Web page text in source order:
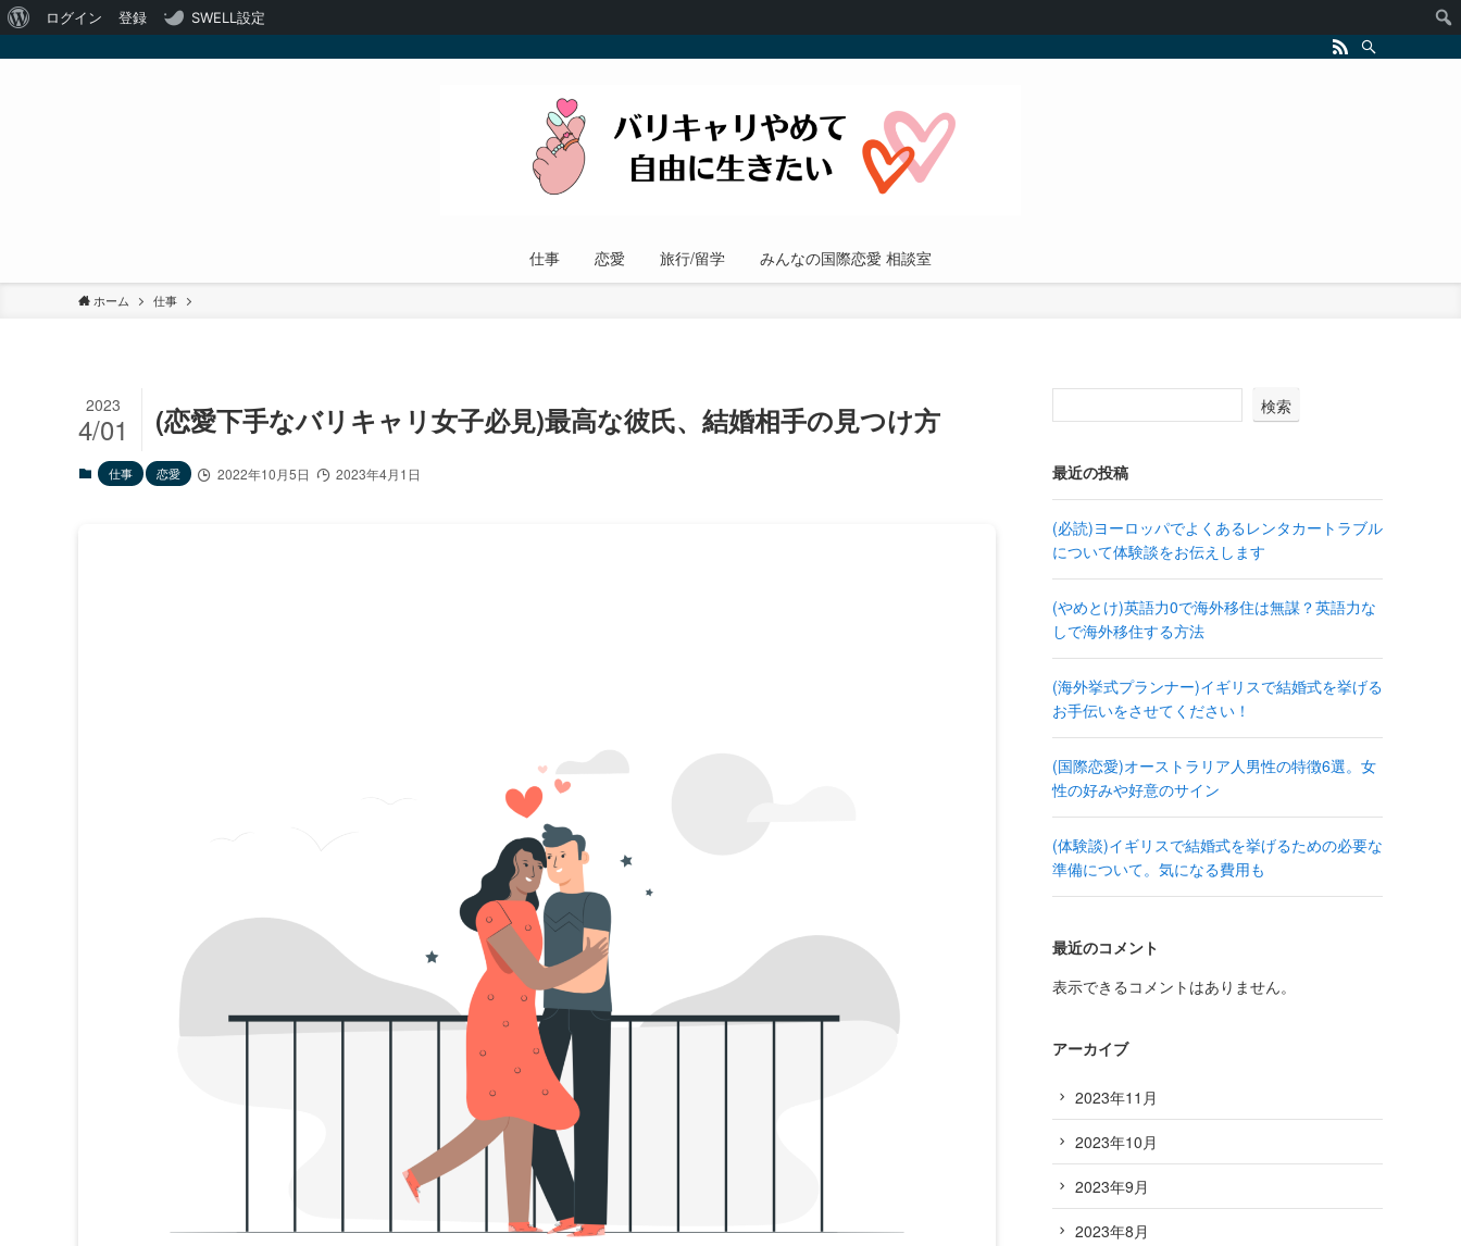
WordPress
ログイン 登録 SWELL設定
仕事 恋愛 旅行/留学 みんなの国際恋愛 相談室
ホーム 仕事
(恋愛下手なバリキャリ女子必見)最高な彼氏、結婚相手の見つけ方
2023
4/01
仕事 恋愛 2022年10月5日 2023年4月1日
検索
最近の投稿
(必読)ヨーロッパでよくあるレンタカートラブル
について体験談をお伝えします
(やめとけ)英語力0で海外移住は無謀？英語力な
しで海外移住する方法
(海外挙式プランナー)イギリスで結婚式を挙げる
お手伝いをさせてください！
(国際恋愛)オーストラリア人男性の特徴6選。女
性の好みや好意のサイン
(体験談)イギリスで結婚式を挙げるための必要な
準備について。気になる費用も
最近のコメント
表示できるコメントはありません。
アーカイブ
2023年11月
2023年10月
2023年9月
2023年8月